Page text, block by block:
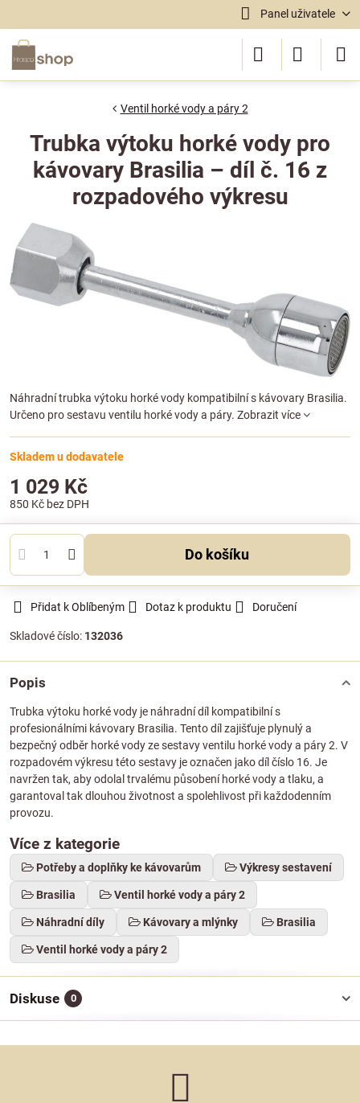
Panel uživatele
Ventil horké vody a páry 2
Trubka výtoku horké vody pro
kávovary Brasilia – díl č. 16 z
rozpadového výkresu
Náhradní trubka výtoku horké vody kompatibilní s kávovary Brasilia.
Určeno pro sestavu ventilu horké vody a páry. Zobrazit více
Skladem u dodavatele
1 029 Kč
850 Kč bez DPH
Do košíku
Přidat k Oblíbeným Dotaz k produktu Doručení
Skladové číslo: 132036
Popis
Trubka výtoku horké vody je náhradní díl kompatibilní s
profesionálními kávovary Brasilia. Tento díl zajišťuje plynulý a
bezpečný odběr horké vody ze sestavy ventilu horké vody a páry 2. V
rozpadovém výkresu této sestavy je označen jako díl číslo 16. Je
navržen tak, aby odolal trvalému působení horké vody a tlaku, a
garantoval tak dlouhou životnost a spolehlivost při každodenním
provozu.
Více z kategorie
Potřeby a doplňky ke kávovarům Výkresy sestavení
Brasilia Ventil horké vody a páry 2
Náhradní díly Kávovary a mlýnky Brasilia
Ventil horké vody a páry 2
Diskuse 0